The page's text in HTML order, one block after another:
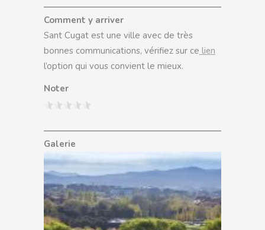
Comment y arriver
Sant Cugat est une ville avec de très
bonnes communications, vérifiez sur ce lien
l’option qui vous convient le mieux.
Noter
Galerie